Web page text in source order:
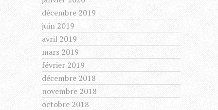
décembre 2019
juin 2019
avril 2019
mars 2019
février 2019
décembre 2018
novembre 2018
octobre 2018